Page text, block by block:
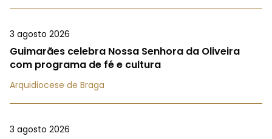
3 agosto 2026
Guimarães celebra Nossa Senhora da Oliveira
com programa de fé e cultura
Arquidiocese de Braga
3 agosto 2026